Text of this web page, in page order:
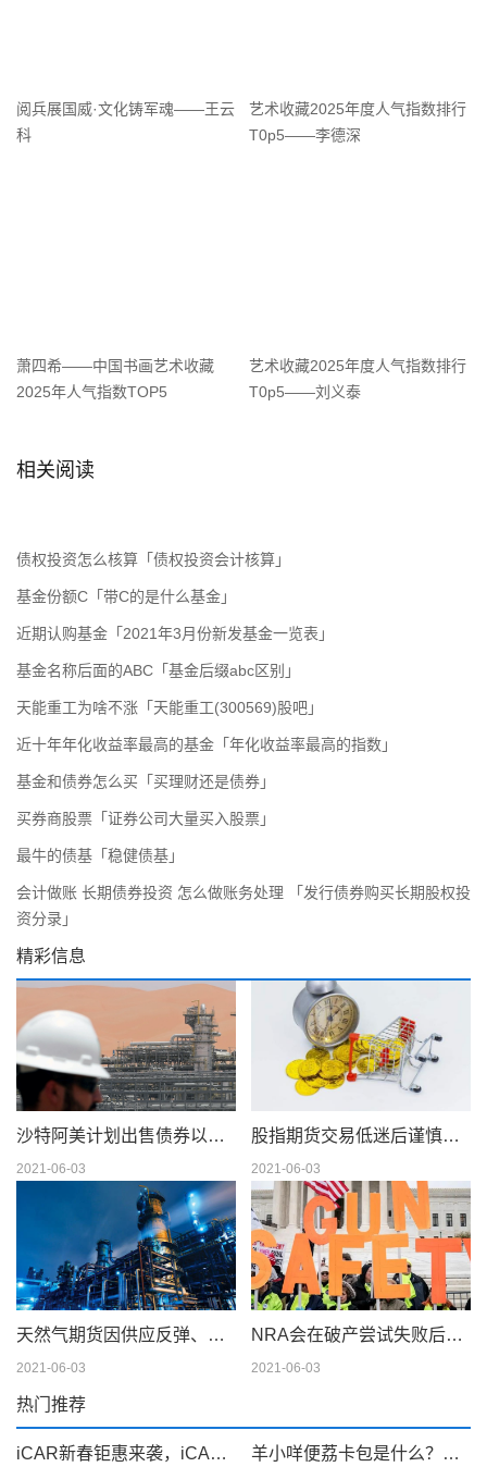
阅兵展国威·文化铸军魂——王云
科
艺术收藏2025年度人气指数排行
T0p5——李德深
萧四希——中国书画艺术收藏
2025年人气指数TOP5
艺术收藏2025年度人气指数排行
T0p5——刘义泰
相关阅读
债权投资怎么核算「债权投资会计核算」
基金份额C「带C的是什么基金」
近期认购基金「2021年3月份新发基金一览表」
基金名称后面的ABC「基金后缀abc区别」
天能重工为啥不涨「天能重工(300569)股吧」
近十年年化收益率最高的基金「年化收益率最高的指数」
基金和债券怎么买「买理财还是债券」
买券商股票「证券公司大量买入股票」
最牛的债基「稳健债基」
会计做账 长期债券投资 怎么做账务处理 「发行债券购买长期股权投
资分录」
精彩信息
沙特阿美计划出售债券以筹集 750 亿美元的股息
2021-06-03
股指期货交易低迷后谨慎交易
2021-06-03
天然气期货因供应反弹、天气模型转变而下滑；现金仍在摇摆
2021-06-03
NRA会在破产尝试失败后解散吗
2021-06-03
热门推荐
iCAR新春钜惠来袭，iCAR 03至高优惠35000元 羊小咩便荔卡包是什么？可以提现套取出来吗，看完你就明白！